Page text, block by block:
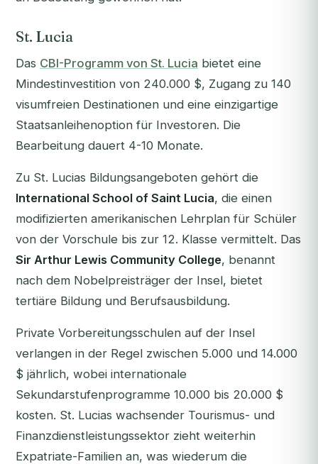
St. Lucia
Das CBI-Programm von St. Lucia bietet eine
Mindestinvestition von 240.000 $, Zugang zu 140
visumfreien Destinationen und eine einzigartige
Staatsanleihenoption für Investoren. Die
Bearbeitung dauert 4-10 Monate.
Zu St. Lucias Bildungsangeboten gehört die
International School of Saint Lucia, die einen
modifizierten amerikanischen Lehrplan für Schüler
von der Vorschule bis zur 12. Klasse vermittelt. Das
Sir Arthur Lewis Community College, benannt
nach dem Nobelpreisträger der Insel, bietet
tertiäre Bildung und Berufsausbildung.
Private Vorbereitungsschulen auf der Insel
verlangen in der Regel zwischen 5.000 und 14.000
$ jährlich, wobei internationale
Sekundarstufenprogramme 10.000 bis 20.000 $
kosten. St. Lucias wachsender Tourismus- und
Finanzdienstleistungssektor zieht weiterhin
Expatriate-Familien an, was wiederum die